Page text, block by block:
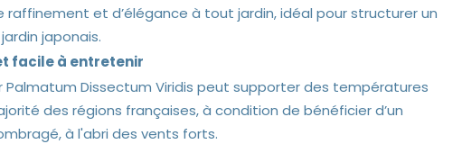
et d’élégance à tout jardin, idéal pour structurer un
japonais.
facile à entretenir
Dissectum Viridis peut supporter des températures
des régions françaises, à condition de bénéficier d’un
à l'abri des vents forts.